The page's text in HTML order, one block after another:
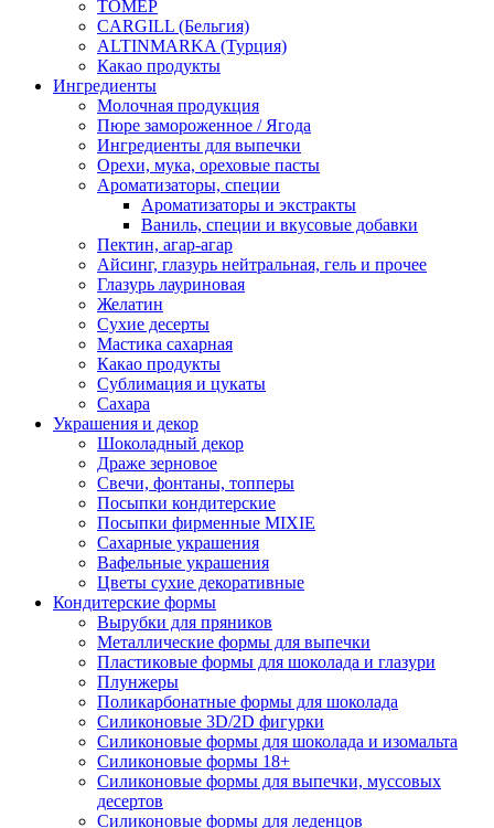
ТОМЕР
CARGILL (Бельгия)
ALTINMARKA (Турция)
Какао продукты
Ингредиенты
Молочная продукция
Пюре замороженное / Ягода
Ингредиенты для выпечки
Орехи, мука, ореховые пасты
Ароматизаторы, специи
Ароматизаторы и экстракты
Ваниль, специи и вкусовые добавки
Пектин, агар-агар
Айсинг, глазурь нейтральная, гель и прочее
Глазурь лауриновая
Желатин
Сухие десерты
Мастика сахарная
Какао продукты
Сублимация и цукаты
Сахара
Украшения и декор
Шоколадный декор
Драже зерновое
Свечи, фонтаны, топперы
Посыпки кондитерские
Посыпки фирменные MIXIE
Сахарные украшения
Вафельные украшения
Цветы сухие декоративные
Кондитерские формы
Вырубки для пряников
Металлические формы для выпечки
Пластиковые формы для шоколада и глазури
Плунжеры
Поликарбонатные формы для шоколада
Силиконовые 3D/2D фигурки
Силиконовые формы для шоколада и изомальта
Силиконовые формы 18+
Силиконовые формы для выпечки, муссовых
десертов
Силиконовые формы для леденцов